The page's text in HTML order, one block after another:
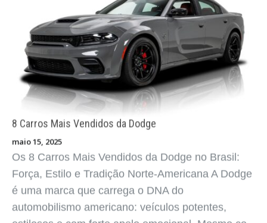
8 Carros Mais Vendidos da Dodge
Os 8 Carros Mais Vendidos da Dodge no Brasil:
Força, Estilo e Tradição Norte-Americana A Dodge
é uma marca que carrega o DNA do
automobilismo americano: veículos potentes,
estilosos e com forte apelo emocional. Mesmo co
...